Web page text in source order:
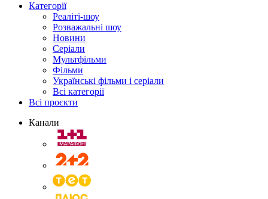
Категорії
Реаліті-шоу
Розважальні шоу
Новини
Серіали
Мультфільми
Фільми
Українські фільми і серіали
Всі категорії
Всі проєкти
Канали